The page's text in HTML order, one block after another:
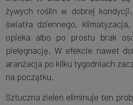
żywych roślin w dobrej
światła dziennego,
opieka albo po prostu brak
pielęgnację. W efekcie nawet
aranżacja po kilku tygodniach
na początku.
Sztuczna zieleń eliminuje ten